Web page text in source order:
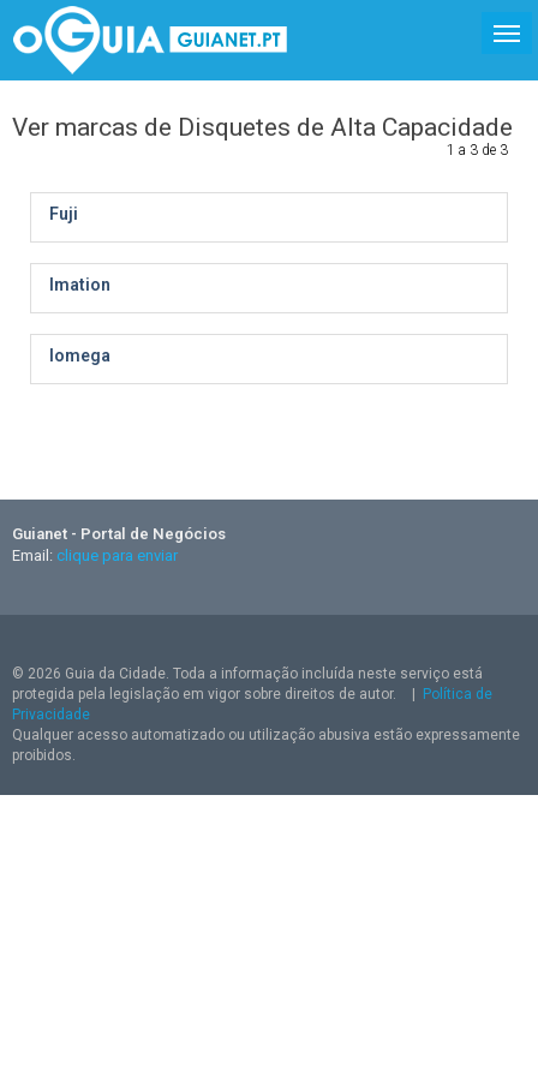
Ver marcas de Disquetes de Alta Capacidade
1 a 3 de 3
Fuji
Imation
Iomega
Guianet - Portal de Negócios
Email: clique para enviar
© 2026 Guia da Cidade. Toda a informação incluída neste serviço está
protegida pela legislação em vigor sobre direitos de autor.
Política de
Privacidade
Qualquer acesso automatizado ou utilização abusiva estão expressamente
proibidos.